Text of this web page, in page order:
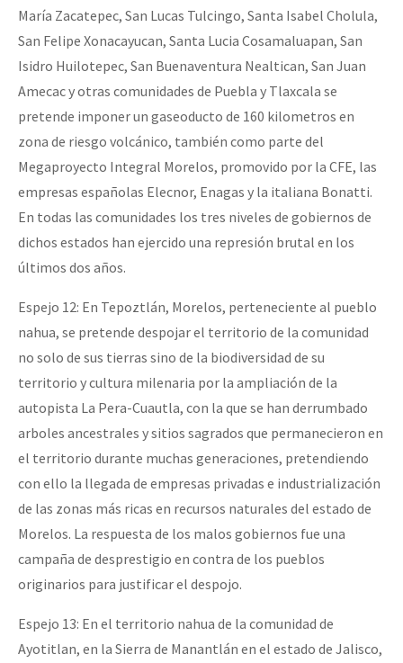
María Zacatepec, San Lucas Tulcingo, Santa Isabel Cholula,
San Felipe Xonacayucan, Santa Lucia Cosamaluapan, San
Isidro Huilotepec, San Buenaventura Nealtican, San Juan
Amecac y otras comunidades de Puebla y Tlaxcala se
pretende imponer un gaseoducto de 160 kilometros en
zona de riesgo volcánico, también como parte del
Megaproyecto Integral Morelos, promovido por la CFE, las
empresas españolas Elecnor, Enagas y la italiana Bonatti.
En todas las comunidades los tres niveles de gobiernos de
dichos estados han ejercido una represión brutal en los
últimos dos años.
Espejo 12: En Tepoztlán, Morelos, perteneciente al pueblo
nahua, se pretende despojar el territorio de la comunidad
no solo de sus tierras sino de la biodiversidad de su
territorio y cultura milenaria por la ampliación de la
autopista La Pera-Cuautla, con la que se han derrumbado
arboles ancestrales y sitios sagrados que permanecieron en
el territorio durante muchas generaciones, pretendiendo
con ello la llegada de empresas privadas e industrialización
de las zonas más ricas en recursos naturales del estado de
Morelos. La respuesta de los malos gobiernos fue una
campaña de desprestigio en contra de los pueblos
originarios para justificar el despojo.
Espejo 13: En el territorio nahua de la comunidad de
Ayotitlan, en la Sierra de Manantlán en el estado de Jalisco,